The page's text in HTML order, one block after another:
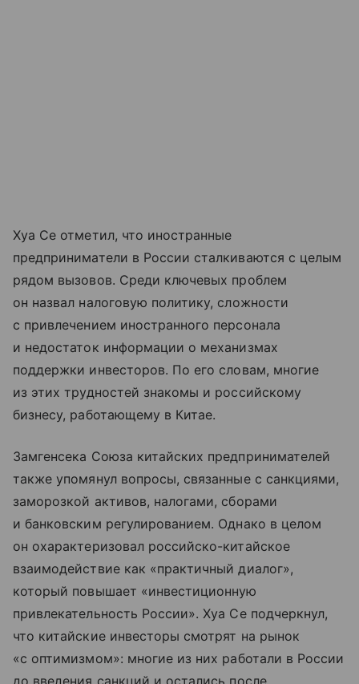
Хуа Се отметил, что иностранные
предприниматели в России сталкиваются с целым
рядом вызовов. Среди ключевых проблем
он назвал налоговую политику, сложности
с привлечением иностранного персонала
и недостаток информации о механизмах
поддержки инвесторов. По его словам, многие
из этих трудностей знакомы и российскому
бизнесу, работающему в Китае.
Замгенсека Союза китайских предпринимателей
также упомянул вопросы, связанные с санкциями,
заморозкой активов, налогами, сборами
и банковским регулированием. Однако в целом
он охарактеризовал российско-китайское
взаимодействие как «практичный диалог»,
который повышает «инвестиционную
привлекательность России». Хуа Се подчеркнул,
что китайские инвесторы смотрят на рынок
«с оптимизмом»: многие из них работали в России